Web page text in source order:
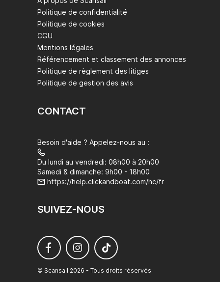
Politique de confidentialité
Politique de cookies
CGU
Mentions légales
Référencement et classement des annonces
Politique de règlement des litiges
Politique de gestion des avis
CONTACT
Besoin d'aide ? Appelez-nous au :
Du lundi au vendredi: 08h00 à 20h00
Samedi & dimanche: 9h00 - 18h00
https://help.clickandboat.com/hc/fr
SUIVEZ-NOUS
© Scansail 2026 - Tous droits réservés